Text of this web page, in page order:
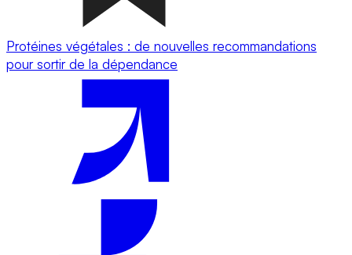
Protéines végétales : de nouvelles recommandations
pour sortir de la dépendance